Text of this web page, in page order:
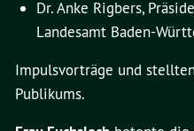
Dr. Anke Rigbers,
Landesamt Baden-
Impulsvorträge und
Publikums.